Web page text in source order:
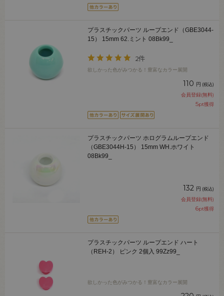
プラスチックパーツ ループエンド（GBE3044-
15） 15mm 62.ミント 08Bk99_
2件
欲しかった色がみつかる！豊富なカラー展開
110 円 (税込)
会員登録(無料)
5pt獲得
プラスチックパーツ ホログラムループエンド
（GBE3044H-15） 15mm WH.ホワイト
08Bk99_
132 円 (税込)
会員登録(無料)
6pt獲得
プラスチックパーツ ループエンド ハート
（REH-2） ピンク 2個入 99Zz99_
欲しかった色がみつかる！豊富なカラー展開